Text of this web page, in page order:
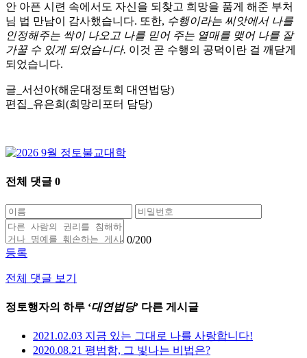
안 아픈 시련 속에서도 자신을 되찾고 희망을 품게 해준 부처
님 법 만남이 감사했습니다. 또한, 수행이라는 씨앗에서 나를
인정해주는 싹이 나오고 나를 믿어 주는 열매를 맺어 나를 잘
가꿀 수 있게 되었습니다. 이것 곧 수행의 공덕이란 걸 깨닫게
되었습니다.
글_서선아(해운대정토회 대연법당)
편집_유은희(희망리포터 담당)
전체 댓글 0
0/200
등록
전체 댓글 보기
정토행자의 하루 ‘대연법당’ 다른 게시글
2021.02.03 지금 있는 그대로 나를 사랑합니다!
2020.08.21 평범함, 그 빛나는 비법은?